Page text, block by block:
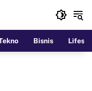
Bisnis